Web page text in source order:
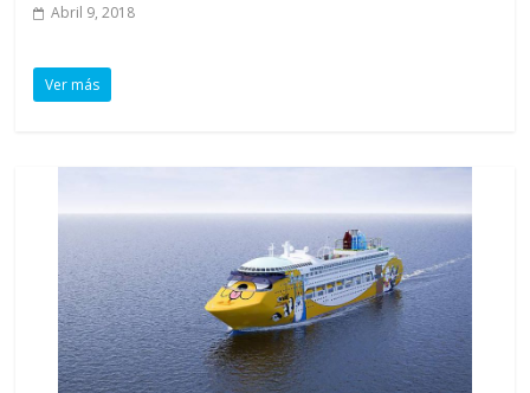
Abril 9, 2018
Ver más